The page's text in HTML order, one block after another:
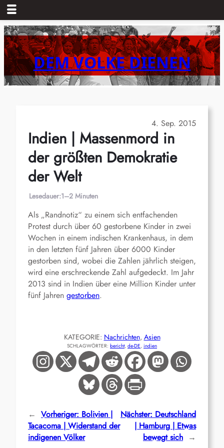
Zum
Inhalt
springenDEM VOLKE DIENEN
4. Sep. 2015
Indien | Massenmord in
der größten Demokratie
der Welt
Lesedauer:1–2 Minuten
Als „Randnotiz“ zu einem sich entfachenden
Protest durch über 60 gestorbene Kinder in zwei
Wochen in einem indischen Krankenhaus, in dem
in den letzten fünf Jahren über 6000 Kinder
gestorben sind, wobei die Zahlen jährlich steigen,
wird eine erschreckende Zahl aufgedeckt. Im Jahr
2013 sind in Indien über eine Million Kinder unter
fünf Jahren gestorben.
KATEGORIE: Nachrichten, Asien
SCHLAGWÖRTER: bericht, de-DE, indien
← Vorheriger: Bolivien |
Tacacoma | Widerstand der
indigenen Völker
Nächster: Deutschland
| Hamburg | Etwas
bewegt sich →